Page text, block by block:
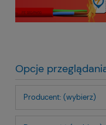
Opcje
Producent: (wybierz)